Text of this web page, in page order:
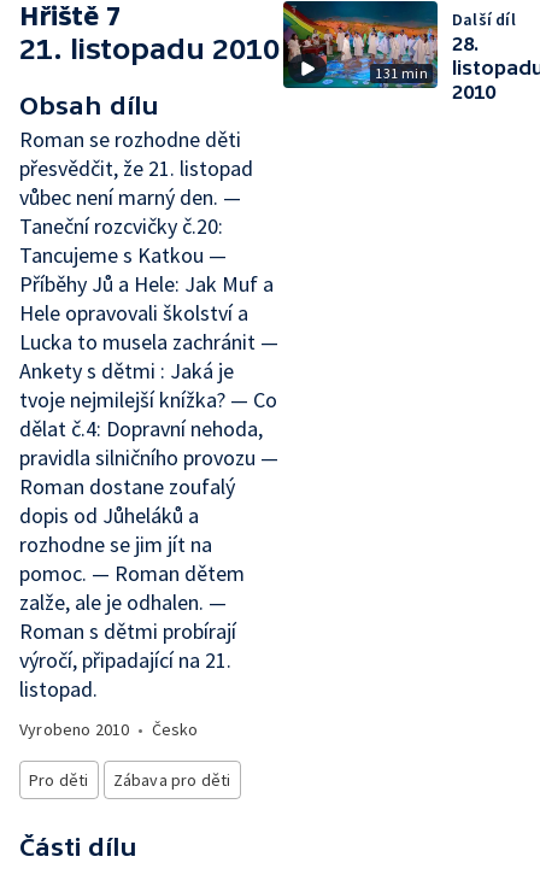
Hřiště 7
21. listopadu 2010
Obsah dílu
Roman se rozhodne děti
přesvědčit, že 21. listopad
vůbec není marný den. —
Taneční rozcvičky č.20:
Tancujeme s Katkou —
Příběhy Jů a Hele: Jak Muf a
Hele opravovali školství a
Lucka to musela zachránit —
Ankety s dětmi : Jaká je
tvoje nejmilejší knížka? — Co
dělat č.4: Dopravní nehoda,
pravidla silničního provozu —
Roman dostane zoufalý
dopis od Jůheláků a
rozhodne se jim jít na
pomoc. — Roman dětem
zalže, ale je odhalen. —
Roman s dětmi probírají
výročí, připadající na 21.
listopad.
Vyrobeno 2010 • Česko
Pro děti Zábava pro děti
Části dílu
131 min
Další díl
28.
2010